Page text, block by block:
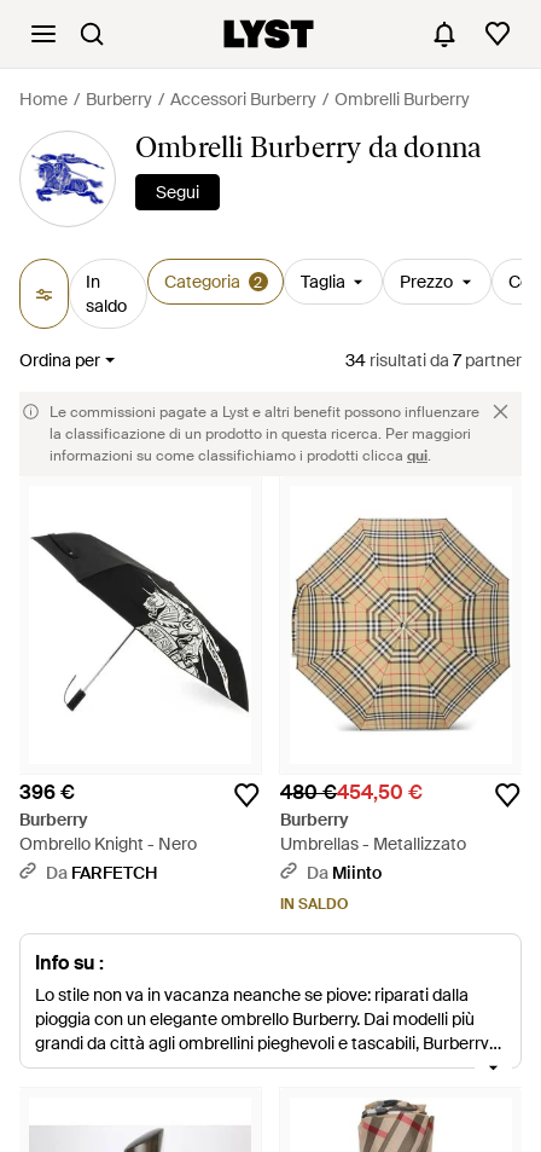
Home Burberry Accessori Burberry Ombrelli Burberry
Ombrelli Burberry da donna
Segui
In
saldo
Categoria 2 Taglia Prezzo
Ordina per 34 risultatida 7partner
Le commissioni pagate a Lyst e altri benefit possono influenzare
la classificazione di un prodotto in questa ricerca. Per maggiori
informazioni su come classifichiamo i prodotti clicca qui.
396 €
Burberry
Ombrello Knight - Nero
Da FARFETCH
480 €454,50 €
Burberry
Umbrellas - Metallizzato
Da Miinto
IN SALDO
Info su :
Lo stile non va in vacanza neanche se piove: riparati dalla
pioggia con un elegante ombrello Burberry. Dai modelli più
grandi da città agli ombrellini pieghevoli e tascabili, Burberry
offre un'ampia scelta di versioni tanto lussuose quanto
fantasia a scacchi Burberry, così come nelle più recenti
stampe stagionali della maison. Così belli da farti venire voglia